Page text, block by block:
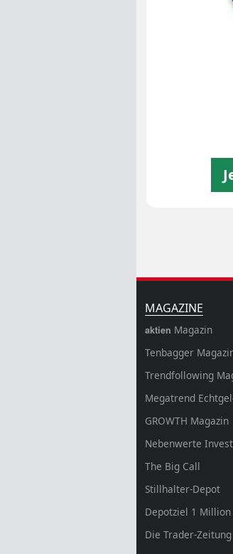
MAGAZINE
aktien Magazin
Tenbagger
Trendfollowing
Megatrend
GROWTH Magazin
Nebenwerte
The Big Call
Stillhalter-Depot
Depotziel 1 Million
Die Trader-Zeitung